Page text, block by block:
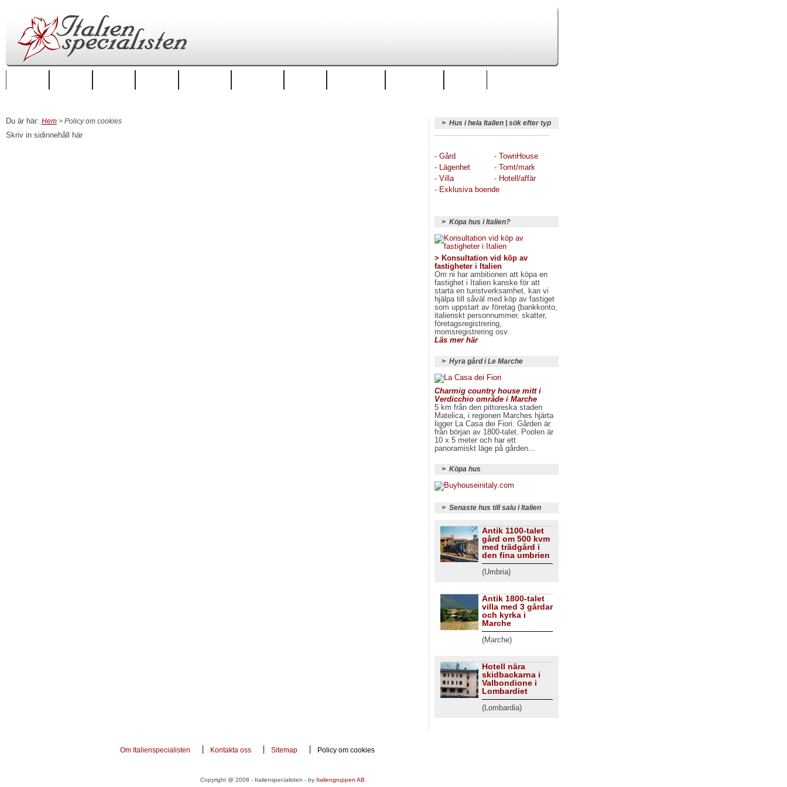
Du är här: Hem > Policy om cookies
Skriv in sidinnehåll här
> Hus i hela Italien | sök efter typ
- Gård - TownHouse
- Lägenhet - Tomt/mark
- Villa - Hotell/affär
- Exklusiva boende
> Köpa hus i Italien?
> Konsultation vid köp av
fastigheter i Italien
Om ni har ambitionen att köpa en
fastighet i Italien kanske för att
starta en turistverksamhet, kan vi
hjälpa till såväl med köp av fastiget
som uppstart av företag (bankkonto,
italienskt personnummer, skatter,
företagsregistrering,
momsregistrering osv.
Läs mer här
> Hyra gård i Le Marche
Charmig country house mitt i
Verdicchio område i Marche
5 km från den pittoreska staden
Matelica, i regionen Marches hjärta
ligger La Casa dei Fiori. Gården är
från början av 1800-talet. Poolen är
10 x 5 meter och har ett
panoramiskt läge på gården...
> Köpa hus
> Senaste hus till salu i Italien
Antik 1100-talet
gård om 500 kvm
med trädgård i
den fina umbrien
(Umbria)
Antik 1800-talet
villa med 3 gårdar
och kyrka i
Marche
(Marche)
Hotell nära
skidbackarna i
Valbondione i
Lombardiet
(Lombardia)
Om Italienspecialisten Kontakta oss Sitemap Policy om cookies
Copyright @ 2008 - Italienspecialisten - by Italiengruppen AB